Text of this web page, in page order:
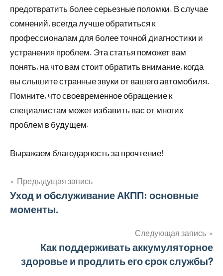
предотвратить более серьезные поломки. В случае
сомнений, всегда лучше обратиться к
профессионалам для более точной диагностики и
устранения проблем. Эта статья поможет вам
понять, на что вам стоит обратить внимание, когда
вы слышите странные звуки от вашего автомобиля.
Помните, что своевременное обращение к
специалистам может избавить вас от многих
проблем в будущем.
Выражаем благодарность за прочтение!
Навигация
по
Предыдущая запись
Уход и обслуживание АКПП: основные
моменты.
Следующая запись
Как поддерживать аккумуляторное
здоровье и продлить его срок службы?